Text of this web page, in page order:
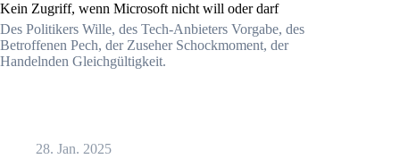
Kein Zugriff, wenn Microsoft nicht will oder darf
Des Politikers Wille, des Tech-Anbieters Vorgabe, des
Betroffenen Pech, der Zuseher Schockmoment, der
Handelnden Gleichgültigkeit.
28. Jan. 2025